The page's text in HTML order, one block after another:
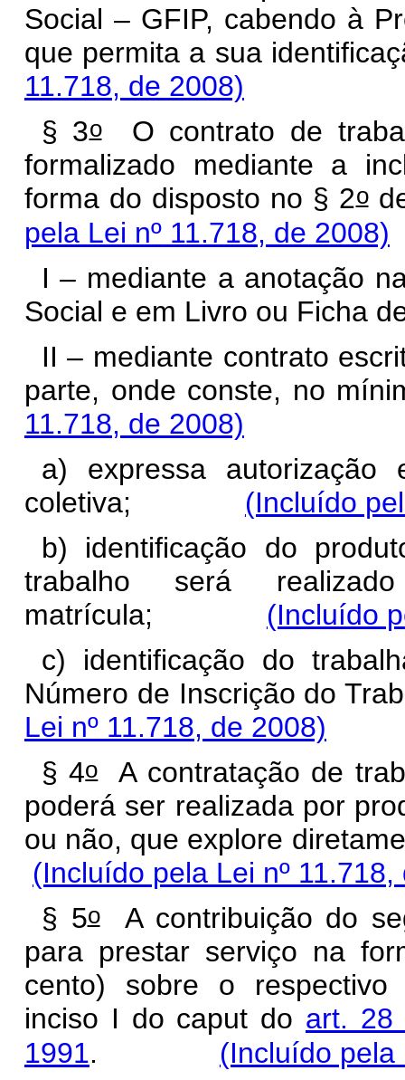
Social – GFIP, cabendo à
que permita a sua
11.718, de 2008)
§ 3oO contrato de
formalizado mediante a
forma do disposto no § 2o
pela Lei nº 11.718, de 2008)
I – mediante a anotação
Social e em Livro ou Ficha
II – mediante contrato
parte, onde conste,
11.718, de 2008)
a) expressa autorização
coletiva; (Incluído
b) identificação do
trabalho será
matrícula; (Incluído
c) identificação do
Número de Inscrição
Lei nº 11.718, de 2008)
§ 4oA contratação de
poderá ser realizada por
ou não, que explore
(Incluído pela Lei nº 11.718,
§ 5oA contribuição do
para prestar serviço na
cento) sobre o respectivo
inciso I do caput do art. 28
1991. (Incluído pela